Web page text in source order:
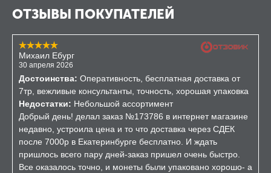
ОТЗЫВЫ ПОКУПАТЕЛЕЙ
Михаил Ебург
30 апреля 2026
Достоинства: Оперативность, бесплатная доставка от
7тр, вежливые консультанты, точность, хорошая упаковка
Недостатки: Небольшой ассортимент
Добрый день! делал заказ №173786 в интернет магазине
недавно, устроила цена и то что доставка через СДЕК
после 7000р в Екатеринбурге бесплатно. И ждать
пришлось всего пару дней-заказ пришел очень быстро.
Все оказалось точно, и монеты были упаковано хорошо- а